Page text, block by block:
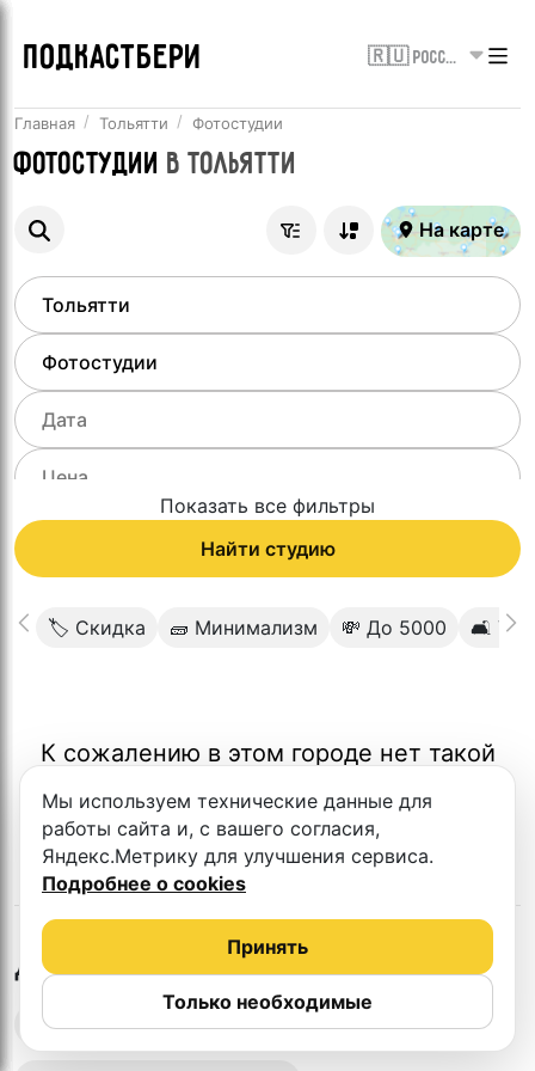
ПОДКАСТБЕРИ 🇷🇺 Россия
Главная Тольятти Фотостудии
Фотостудии вТольятти
На карте
Показать все фильтры
Найти студию
🏷 Скидка 🧱 Минимализм 💸 До 5000 🛋
К сожалению в этом городе нет такой
Другие студии в Тольятти
Выездная запись подкастов
Мы используем технические данные для
работы сайта и, с вашего согласия,
Яндекс.Метрику для улучшения сервиса.
Подробнее о cookies
Только необходимые
Принять